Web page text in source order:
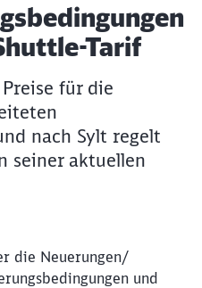
Tarif
für die
nach Sylt regelt
seiner aktuellen
die Neuerungen/
und